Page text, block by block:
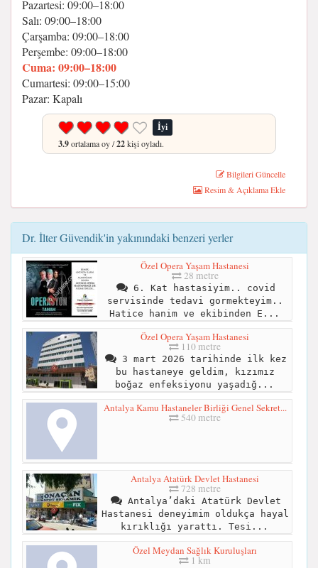
Pazartesi: 09:00–18:00
Salı: 09:00–18:00
Çarşamba: 09:00–18:00
Perşembe: 09:00–18:00
Cuma: 09:00–18:00
Cumartesi: 09:00–15:00
Pazar: Kapalı
İyi
3.9ortalama oy /22kişi oyladı.
Bilgileri Güncelle
Resim & Açıklama Ekle
Dr. İlter Güvendik'in yakınındaki benzeri yerler
Özel Opera Yaşam Hastanesi
28 metre
6. Kat hastasiyim.. covid
servisinde tedavi gormekteyim..
Hatice hanim ve ekibinden E...
Özel Opera Yaşam Hastanesi
110 metre
3 mart 2026 tarihinde ilk kez
bu hastaneye geldim, kızımız
boğaz enfeksiyonu yaşadığ...
Antalya Kamu Hastaneler Birliği Genel Sekret...
540 metre
Antalya Atatürk Devlet Hastanesi
728 metre
Antalya’daki Atatürk Devlet
Hastanesi deneyimim oldukça hayal
kırıklığı yarattı. Tesi...
Özel Meydan Sağlık Kuruluşları
1 km